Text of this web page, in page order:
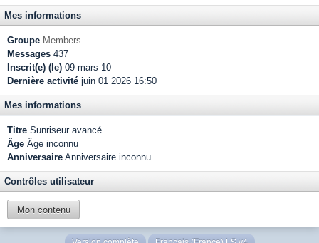
Mes informations
Groupe Members
Messages 437
Inscrit(e) (le) 09-mars 10
Dernière activité juin 01 2026 16:50
Mes informations
Titre Sunriseur avancé
Âge Âge inconnu
Anniversaire Anniversaire inconnu
Contrôles utilisateur
Mon contenu